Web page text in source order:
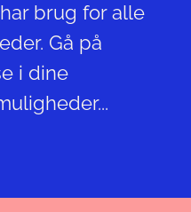
brug for alle
Gå på
i dine